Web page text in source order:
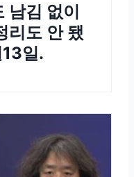
남김 없이
리도 안 됐
일.